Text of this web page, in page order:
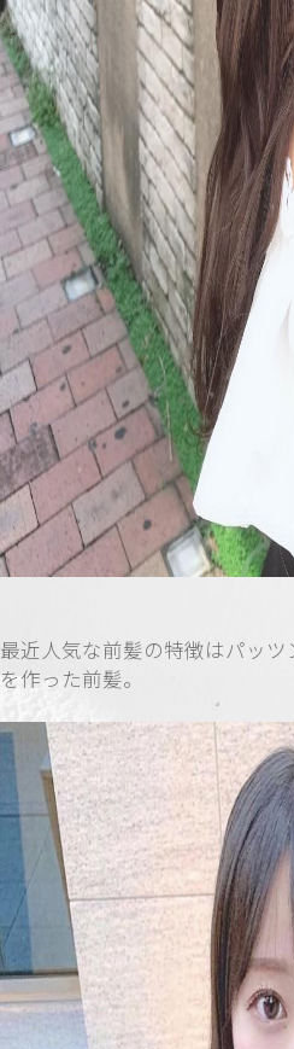
最近人気な前髪の特徴はパッ
を作った前髪。